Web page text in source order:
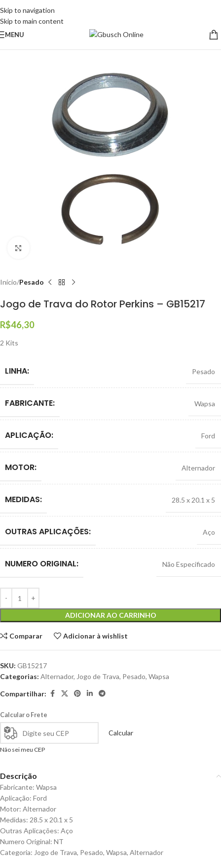
Skip to navigation
Skip to main content
MENU
Início Pesado
Jogo de Trava do Rotor Perkins – GB15217
R$46,30
2 Kits
LINHA: Pesado
FABRICANTE: Wapsa
APLICAÇÃO: Ford
MOTOR: Alternador
MEDIDAS: 28.5 x 20.1 x 5
OUTRAS APLICAÇÕES: Aço
NUMERO ORIGINAL: Não Especificado
ADICIONAR AO CARRINHO
Comparar Adicionar à wishlist
SKU: GB15217
Categorias: Alternador, Jogo de Trava, Pesado, Wapsa
Compartilhar:
Calcular o Frete
Calcular
Não sei meu CEP
Descrição
Fabricante: Wapsa
Aplicação: Ford
Motor: Alternador
Medidas: 28.5 x 20.1 x 5
Outras Aplicações: Aço
Numero Original: NT
Categoria: Jogo de Trava, Pesado, Wapsa, Alternador